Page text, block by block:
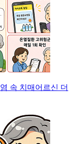
속 치매어르신 더